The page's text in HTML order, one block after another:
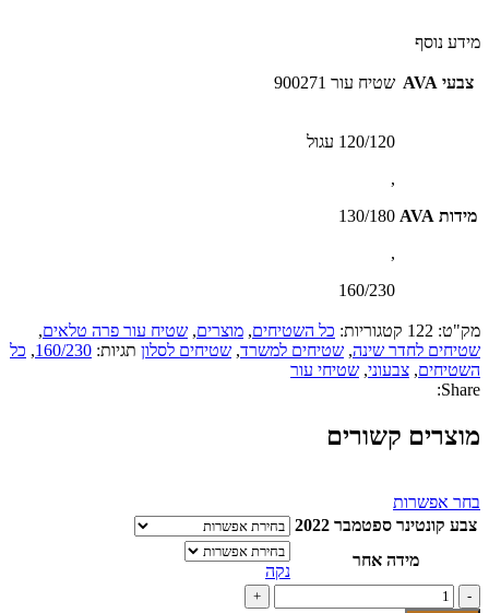
מידע נוסף
צבעי AVA שטיח עור 900271
מידות AVA
120/120 עגול
,
130/180
,
160/230
מק"ט: 122 קטגוריות: כל השטיחים, מוצרים, שטיח עור פרה טלאים,
שטיחים לחדר שינה, שטיחים למשרד, שטיחים לסלון תגיות: 160/230
, כל
השטיחים, צבעוני, שטיחי עור
Share:
מוצרים קשורים
בחר אפשרות
זה
מספר
צבע קונטינר ספטמבר 2022
מידה אחר
נקה
כמות